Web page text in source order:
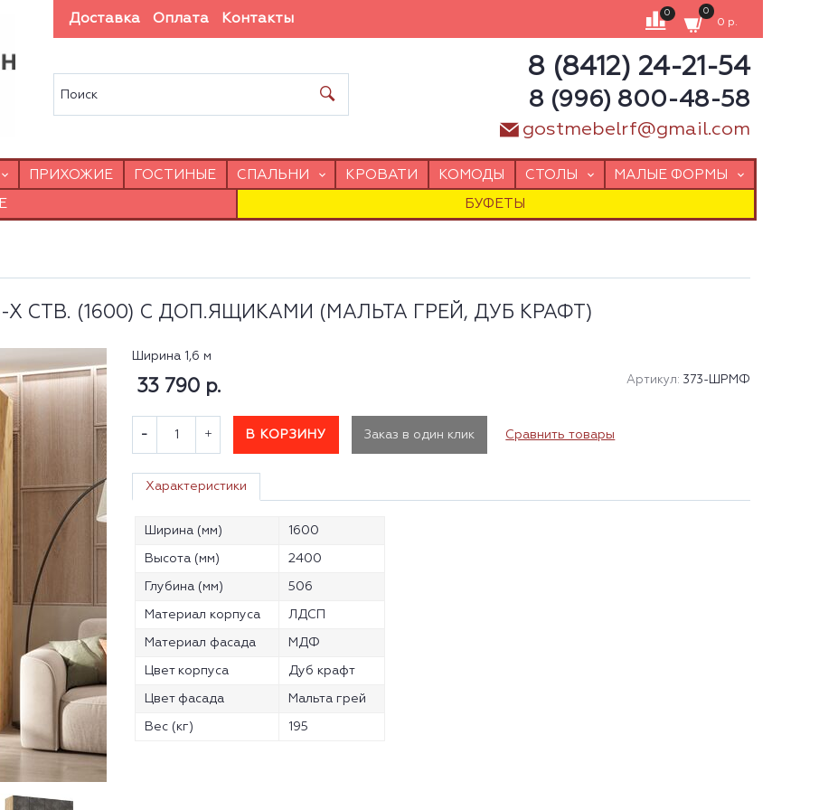
Доставка Оплата Контакты 0 0
0 р.
8 (8412) 24-21-54
8 (996) 800-48-58
gostmebelrf@gmail.com
ПРИХОЖИЕ ГОСТИНЫЕ СПАЛЬНИ КРОВАТИ КОМОДЫ СТОЛЫ МАЛЫЕ ФОРМЫ
БУФЕТЫ
СТВ. (1600) С ДОП.ЯЩИКАМИ (МАЛЬТА ГРЕЙ, ДУБ КРАФТ)
Ширина 1,6 м
Артикул: 373-ШРМФ
33 790 р.
В КОРЗИНУ Заказ в один клик Сравнить товары
Характеристики
Ширина (мм) 1600
Высота (мм) 2400
Глубина (мм) 506
Материал корпуса ЛДСП
Материал фасада МДФ
Цвет корпуса Дуб крафт
Цвет фасада Мальта грей
Вес (кг) 195